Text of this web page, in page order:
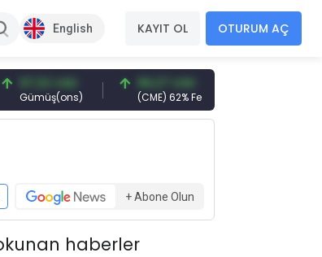
English KAYIT OL OTURUM AÇ
USD 96,27 USD
(CME) 62% Fe
+ Abone Olun
haberler